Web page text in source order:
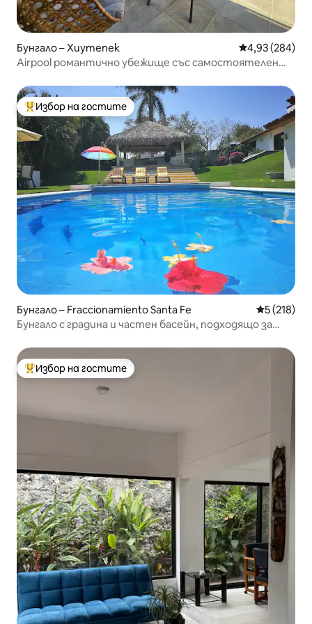
Бунгало – Хиутепек Средна
4,93 (284)
Airpool романтично убежище със самостоятелен
Най-популярен избор на гостите
Избор на гостите
Бунгало – Fraccionamiento Santa Fe Средна
5 (218)
Бунгало с градина и частен басейн, подходящо за
Най-популярен избор на гостите
Избор на гостите